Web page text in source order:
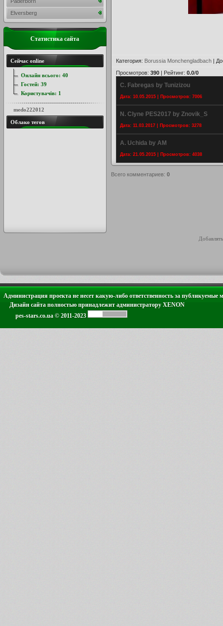
Категория: Borussia Monchengladbach |
Просмотров: 390 | Рейтинг: 0.0/0
C. Fabregas by Tunizizou
Дата: 10.05.2015 | Просмотров: 7006
N. Clyne PES2017 by Znovik_S
Дата: 11.03.2017 | Просмотров: 3278
A. Uchida by AM
Дата: 21.05.2015 | Просмотров: 4038
Всего комментариев: 0
Elversberg
Статистика сайта
Сейчас online
Онлайн всього: 40
Гостей: 39
Користувачів: 1
medo222012
Облако тегов
Администрация проекта не несет какую-либо ответственность за публикуемые
Дизайн сайта полностью принадлежит администратору XENON
pes-stars.co.ua © 2011-2023